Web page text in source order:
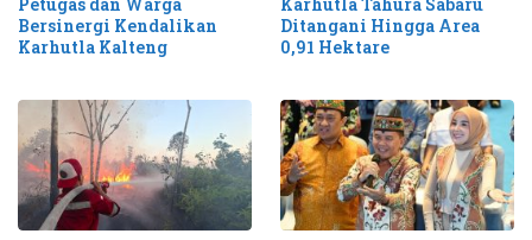
Bersinergi Kendalikan
Karhutla Kalteng
Ditangani Hingga Area
0,91 Hektare